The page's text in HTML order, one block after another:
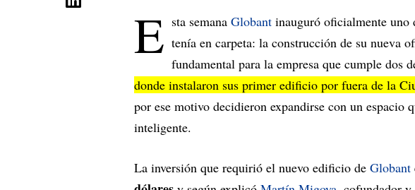
E sta semana Globant inauguró oficialmente uno
tenía en carpeta: la construcción de su nueva
fundamental para la empresa que cumple dos
donde instalaron sus primer edificio por fuera de la
por ese motivo decidieron expandirse con un espacio
inteligente.
La inversión que requirió el nuevo edificio de Globant